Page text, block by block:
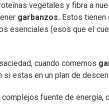
vegetales y fibra a
garbanzos. Estos tienen
esenciales (esos que el
cuando comemos
estas en un plan de
fuente de